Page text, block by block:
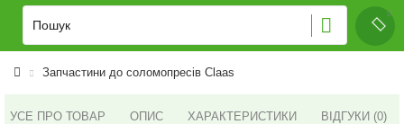
Запчастини до соломопресів Claas
УСЕ ПРО ТОВАР ОПИС ХАРАКТЕРИСТИКИ ВІДГУКИ (0)